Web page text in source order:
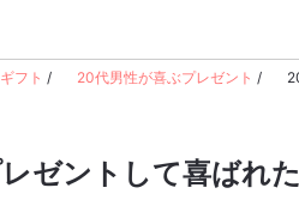
フト / 20代男性が喜ぶプレゼント /
ゼントして喜ばれ